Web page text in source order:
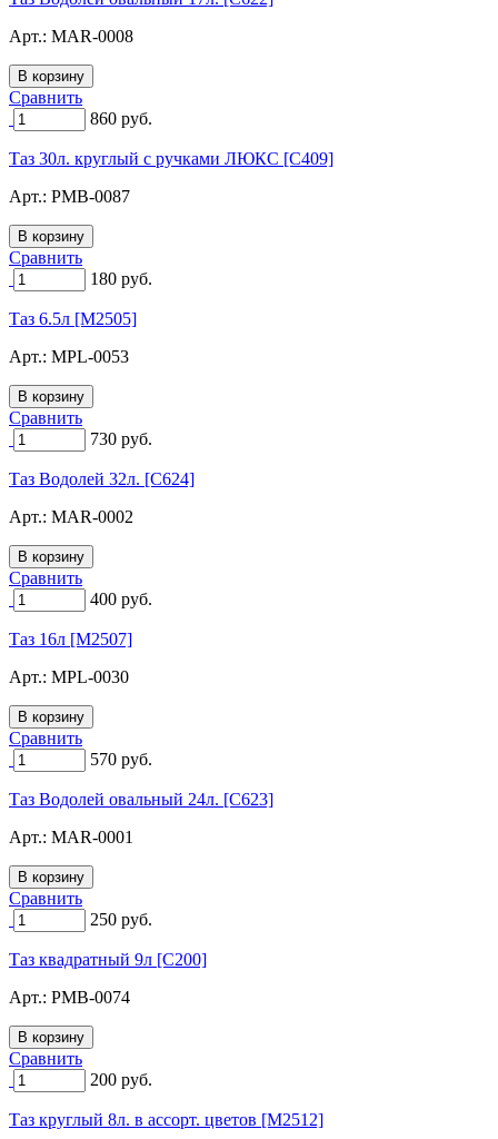
Арт.: MAR-0008
Сравнить
860 руб.
Таз 30л. круглый с ручками ЛЮКС [C409]
Арт.: PMB-0087
Сравнить
180 руб.
Таз 6.5л [M2505]
Арт.: MPL-0053
Сравнить
730 руб.
Таз Водолей 32л. [C624]
Арт.: MAR-0002
Сравнить
400 руб.
Таз 16л [M2507]
Арт.: MPL-0030
Сравнить
570 руб.
Таз Водолей овальный 24л. [C623]
Арт.: MAR-0001
Сравнить
250 руб.
Таз квадратный 9л [C200]
Арт.: PMB-0074
Сравнить
200 руб.
Таз круглый 8л. в ассорт. цветов [M2512]